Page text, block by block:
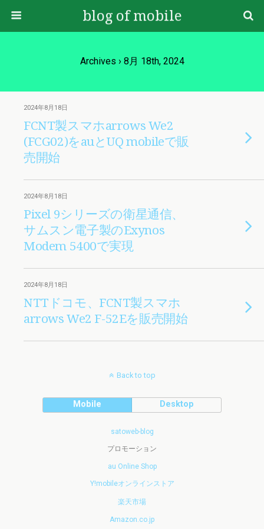
blog of mobile
Archives › 8月 18th, 2024
2024年8月18日
FCNT製スマホarrows We2
(FCG02)をauとUQ mobileで販
売開始
2024年8月18日
Pixel 9シリーズの衛星通信、
サムスン電子製のExynos
Modem 5400で実現
2024年8月18日
NTTドコモ、FCNT製スマホ
arrows We2 F-52Eを販売開始
Back to top
Mobile Desktop
satoweb-blog
プロモーション
au Online Shop
Y!mobileオンラインストア
楽天市場
Amazon.co.jp